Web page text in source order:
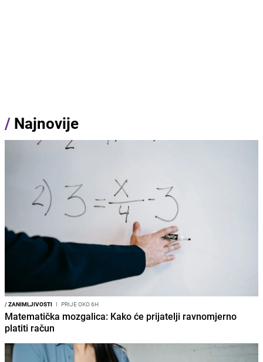
/ Najnovije
/ZANIMLJIVOSTI I PRIJE OKO 6H
Matematička mozgalica: Kako će prijatelji ravnomjerno
platiti račun